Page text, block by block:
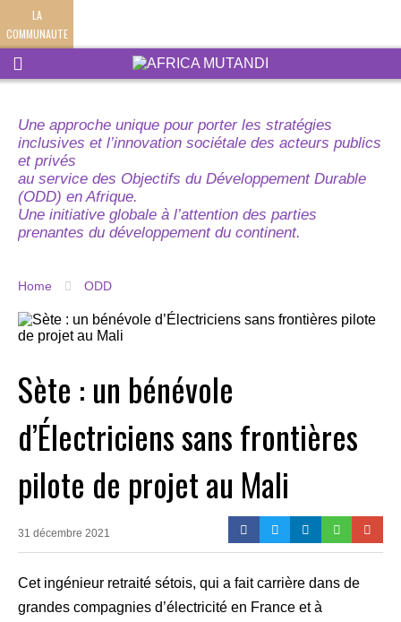
LA
COMMUNAUTE
Une approche unique pour porter les stratégies
inclusives et l’innovation sociétale des acteurs publics
et privés
au service des Objectifs du Développement Durable
(ODD) en Afrique.
Une initiative globale à l’attention des parties
prenantes du développement du continent.
Home ODD
Sète : un bénévole
d’Électriciens sans frontières
pilote de projet au Mali
31 décembre 2021
Cet ingénieur retraité sétois, qui a fait carrière dans de
grandes compagnies d’électricité en France et à